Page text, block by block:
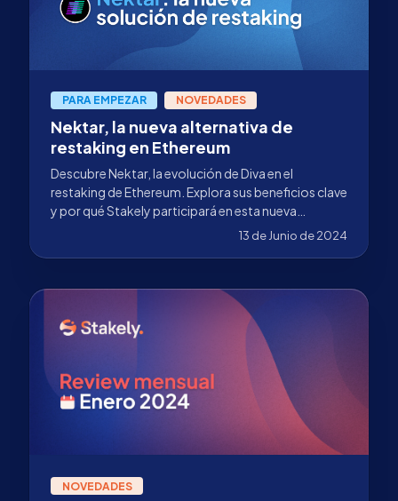
PARA EMPEZAR NOVEDADES
Nektar, la nueva alternativa de
restaking en Ethereum
Descubre Nektar, la evolución de Diva en el
restaking de Ethereum. Explora sus beneficios clave
y por qué Stakely participará en esta nueva
13 de Junio de 2024
NOVEDADES